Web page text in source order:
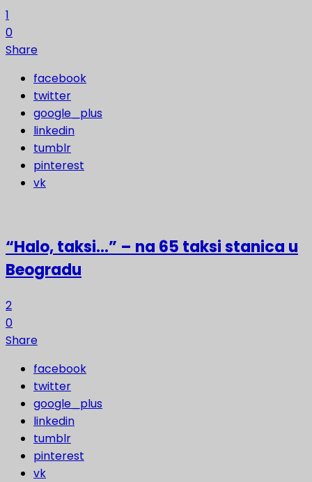
1
0
Share
facebook
twitter
google_plus
linkedin
tumblr
pinterest
vk
“Halo, taksi…” – na 65 taksi stanica u
Beogradu
2
0
Share
facebook
twitter
google_plus
linkedin
tumblr
pinterest
vk